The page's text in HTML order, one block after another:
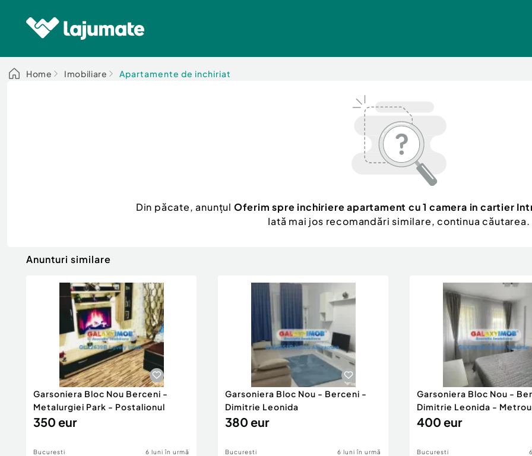
Home Imobiliare Apartamente de inchiriat
Din păcate, anunțul Oferim spre inchiriere apartament cu 1 camera in cartier
Iată mai jos recomandări similare, continua căutarea.
Anunturi similare
Garsoniera Bloc Nou Berceni -
Metalurgiei Park - Postalionul
350 eur
Bucuresti 6 luni în urmă
Garsoniera Bloc Nou - Berceni -
Dimitrie Leonida
380 eur
Bucuresti 6 luni în urmă
Garsoniera Bloc Nou -
Dimitrie Leonida -
400 eur
Bucuresti